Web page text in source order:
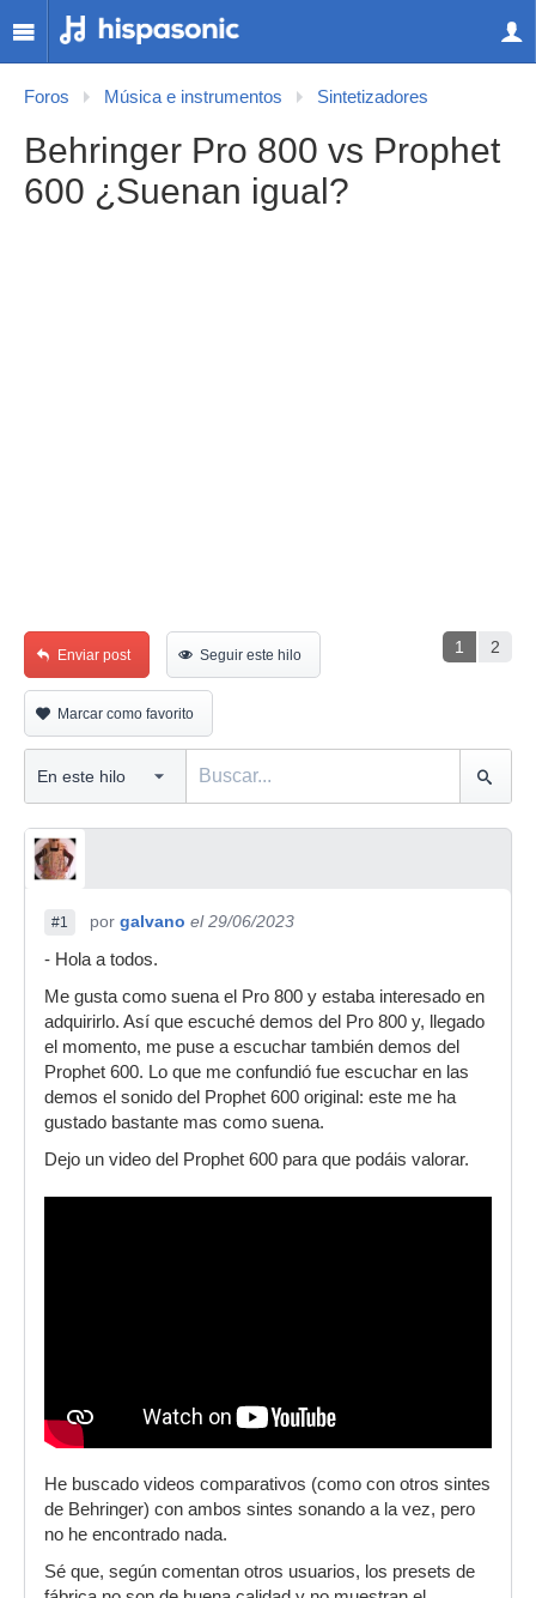
Foros Música e instrumentos Sintetizadores
Behringer Pro 800 vs Prophet
600 ¿Suenan igual?
1 2
Enviar post Seguir este hilo
Marcar como favorito
#1 por galvano el 29/06/2023
- Hola a todos.
Me gusta como suena el Pro 800 y estaba interesado en
adquirirlo. Así que escuché demos del Pro 800 y, llegado
el momento, me puse a escuchar también demos del
Prophet 600. Lo que me confundió fue escuchar en las
demos el sonido del Prophet 600 original: este me ha
gustado bastante mas como suena.
Dejo un video del Prophet 600 para que podáis valorar.
He buscado videos comparativos (como con otros sintes
de Behringer) con ambos sintes sonando a la vez, pero
no he encontrado nada.
Sé que, según comentan otros usuarios, los presets de